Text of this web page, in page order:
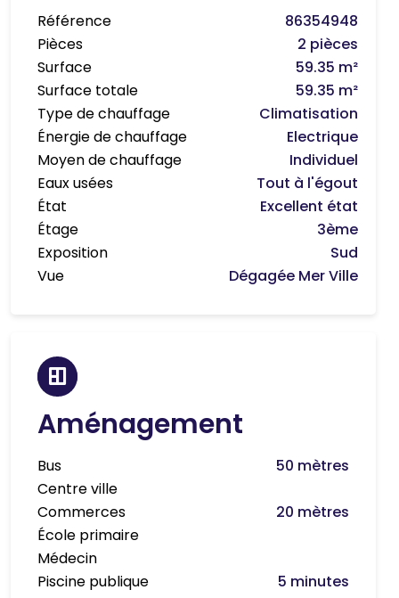
Référence
86354948
Pièces
2 pièces
Surface
59.35 m²
Surface totale
59.35 m²
Type de chauffage
Climatisation
Énergie de chauffage
Electrique
Moyen de chauffage
Individuel
Eaux usées
Tout à l'égout
État
Excellent état
Étage
3ème
Exposition
Sud
Vue
Dégagée Mer Ville
Aménagement
Bus
50 mètres
Centre ville
Commerces
20 mètres
École primaire
Médecin
Piscine publique
5 minutes